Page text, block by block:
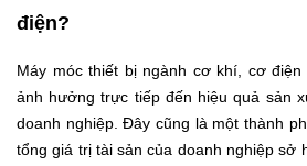
điện?
Máy móc thiết bị ngành cơ khí, cơ
ảnh hưởng trực tiếp đến hiệu quả sản
doanh nghiệp. Đây cũng là một thành
tổng giá trị tài sản của doanh nghiệp sở